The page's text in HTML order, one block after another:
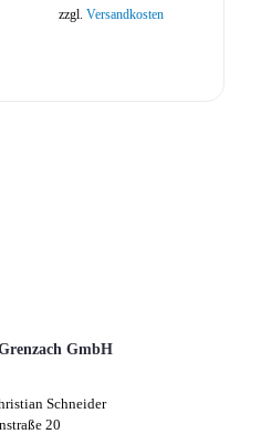
zzgl. Versandkosten
GmbH
Schneider
20